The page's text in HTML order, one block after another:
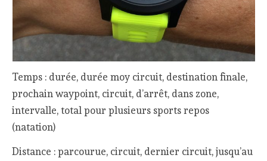
Temps : durée, durée moy circuit, destination finale,
prochain waypoint, circuit, d’arrêt, dans zone,
intervalle, total pour plusieurs sports repos
(natation)
Distance : parcourue, circuit, dernier circuit, jusqu’au